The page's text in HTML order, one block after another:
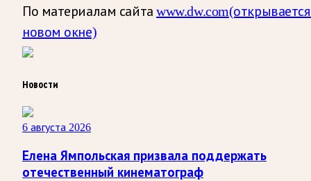
По материалам сайтаwww.dw.com
новом окне)
Новости
6 августа 2026
Елена Ямпольская призвала поддержать
отечественный кинематограф